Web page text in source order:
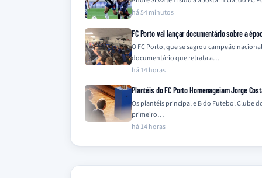
há 54 minutos
FC Porto vai lançar documentário sobre a
O FC Porto, que se sagrou campeão
documentário que retrata a…
há 14 horas
Plantéis do FC Porto Homenageiam Jorge
Os plantéis principal e B do Futebol Clube
primeiro…
há 14 horas